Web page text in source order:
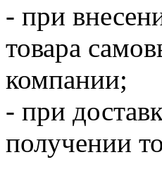
- при
товара
компании;
- при
получении